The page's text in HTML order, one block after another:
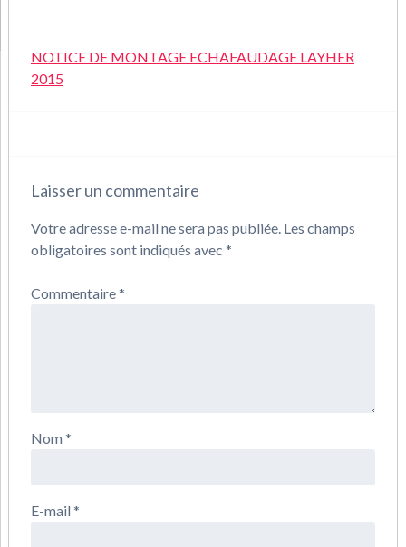
NOTICE DE MONTAGE ECHAFAUDAGE LAYHER
2015
Laisser un commentaire
Votre adresse e-mail ne sera pas publiée. Les champs
obligatoires sont indiqués avec *
Commentaire*
Nom *
E-mail *